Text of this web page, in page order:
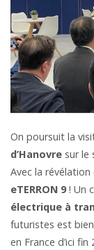
On poursuit la
d’Hanovre sur le
Avec la
eTERRON 9! Un
électrique à
futuristes est
en France d’ici fin